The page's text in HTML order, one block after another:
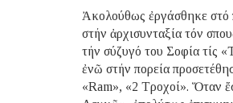
Ἀκολούθως ἐργάσθηκε στό
στήν ἀρχισυνταξία τόν
τήν σύζυγό του Σοφία τίς
ἐνῶ στήν πορεία
«Ram», «2 Τροχοί». Ὅταν